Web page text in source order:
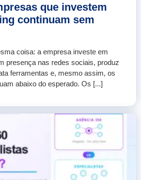
que investem
continuam sem
coisa: a empresa investe em
presença nas redes sociais, produz
ferramentas e, mesmo assim, os
abaixo do esperado. Os [...]